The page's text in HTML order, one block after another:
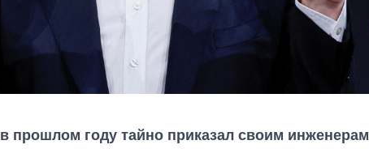
в прошлом году тайно приказал своим инженерам